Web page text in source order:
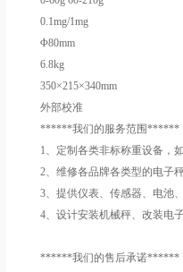
0.1mg/1mg
Φ80mm
6.8kg
350×215×340mm
外部校准
******我们的服务范围******
1、定制各类非标称重设备，
2、维修各品牌各类型的电子
3、提供仪表、传感器、电池
4、设计安装机械秤、改装电
******我们的售后承诺******